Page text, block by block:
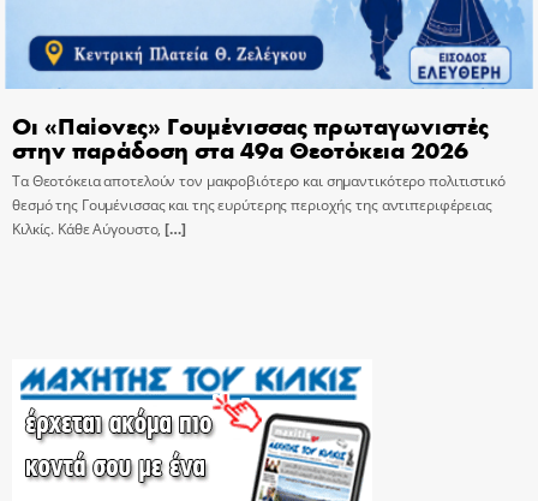
Οι «Παίονες» Γουμένισσας πρωταγωνιστές
στην παράδοση στα 49α Θεοτόκεια 2026
Τα Θεοτόκεια αποτελούν τον μακροβιότερο και σημαντικότερο πολιτιστικό
θεσμό της Γουμένισσας και της ευρύτερης περιοχής της αντιπεριφέρειας
Κιλκίς. Κάθε Αύγουστο, […]